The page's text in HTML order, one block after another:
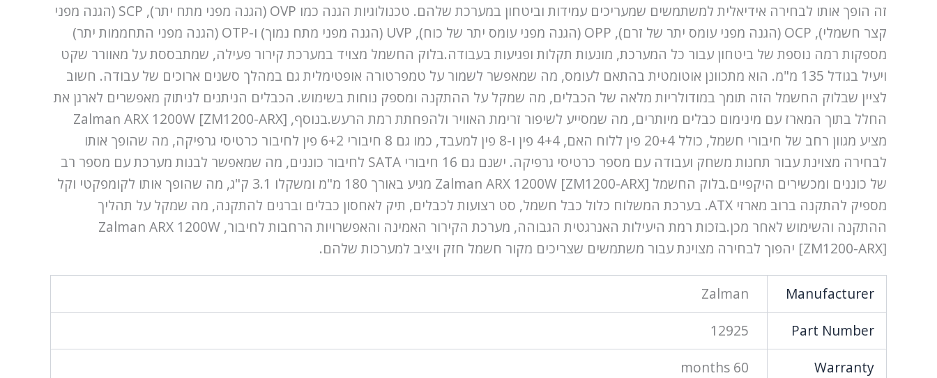
זה הופך אותו לבחירה אידיאלית למשתמשים שמעריכים עמידות וביטחון במערכת שלהם. טכנולוגיות הגנה כמו OVP (הגנה מפני מתח יתר), SCP (הגנה מפני
קצר חשמלי), OCP (הגנה מפני עומס יתר של זרם), OPP (הגנה מפני עומס יתר של כוח), UVP (הגנה מפני מתח נמוך) ו-OTP (הגנה מפני התחממות יתר)
מספקות רמה נוספת של ביטחון עבור כל המערכת, מונעות תקלות ופגיעות בעבודה.בלוק החשמל מצויד במערכת קירור פעילה, שמתבססת על מאוורר שקט
ויעיל בגודל 135 מ"מ. הוא מתכוונן אוטומטית בהתאם לעומס, מה שמאפשר לשמור על טמפרטורה אופטימלית גם במהלך סשנים ארוכים של עבודה. חשוב
לציין שבלוק החשמל הזה תומך במודולריות מלאה של הכבלים, מה שמקל על ההתקנה ומספק נוחות בשימוש. הכבלים הניתנים לניתוק מאפשרים לארגן את
החלל בתוך המארז עם מינימום כבלים מיותרים, מה שמסייע לשיפור זרימת האוויר ולהפחתת רמת הרעש.בנוסף, Zalman ARX 1200W [ZM1200-ARX]
מציע מגוון רחב של חיבורי חשמל, כולל 20+4 פין ללוח האם, 4+4 פין ו-8 פין למעבד, כמו גם 8 חיבורי 6+2 פין לחיבור כרטיסי גרפיקה, מה שהופך אותו
לבחירה מצוינת עבור תחנות משחק ועבודה עם מספר כרטיסי גרפיקה. ישנם גם 16 חיבורי SATA לחיבור כוננים, מה שמאפשר לבנות מערכת עם מספר רב
של כוננים ומכשירים היקפיים.בלוק החשמל Zalman ARX 1200W [ZM1200-ARX] מגיע באורך 180 מ"מ ומשקלו 3.1 ק"ג, מה שהופך אותו לקומפקטי וקל
מספיק להתקנה ברוב מארזי ATX. בערכת המשלוח כלול כבל חשמל, סט רצועות לכבלים, תיק לאחסון כבלים וברגים להתקנה, מה שמקל על תהליך
ההתקנה והשימוש לאחר מכן.בזכות רמת היעילות האנרגטית הגבוהה, מערכת הקירור האמינה והאפשרויות הרחבות לחיבור, Zalman ARX 1200W
[ZM1200-ARX] יהפוך לבחירה מצוינת עבור משתמשים שצריכים מקור חשמל חזק ויציב למערכות שלהם.
Manufacturer
Zalman
Part Number
12925
Warranty
60 months